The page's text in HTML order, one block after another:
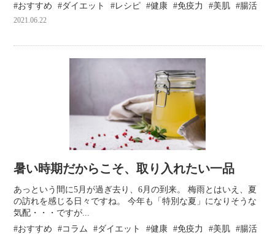
おすすめ
ダイエット レシピ 健康 免疫力 美肌 腸活
2021.06.22
暑い時期だからこそ、取り入れたい一品
あっという間に5月が過ぎ去り、6月の到来。 梅雨とはいえ、夏
の訪れを感じる日々ですね。 今年も「特別な夏」になりそうな
気配・・・ですが...
おすすめ
コラム ダイエット 健康 免疫力 美肌 腸活